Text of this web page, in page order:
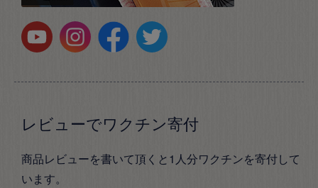
レビューでワクチン寄付
商品レビューを書いて頂くと1人分ワクチンを寄付して
います。